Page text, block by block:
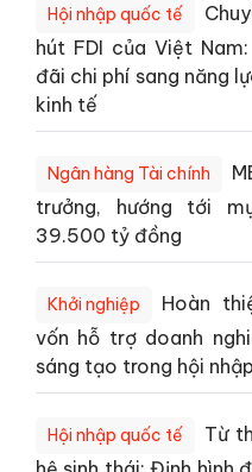
Hội nhập quốc tế
hút FDI của Việt
đãi chi phí sang năng
kinh tế
Ngân hàng Tài chính
trưởng, hướng tới
39.500 tỷ đồng
Khởi nghiệp
Hoàn
vốn hỗ trợ doanh
sáng tạo trong hội
Hội nhập quốc tế
Từ